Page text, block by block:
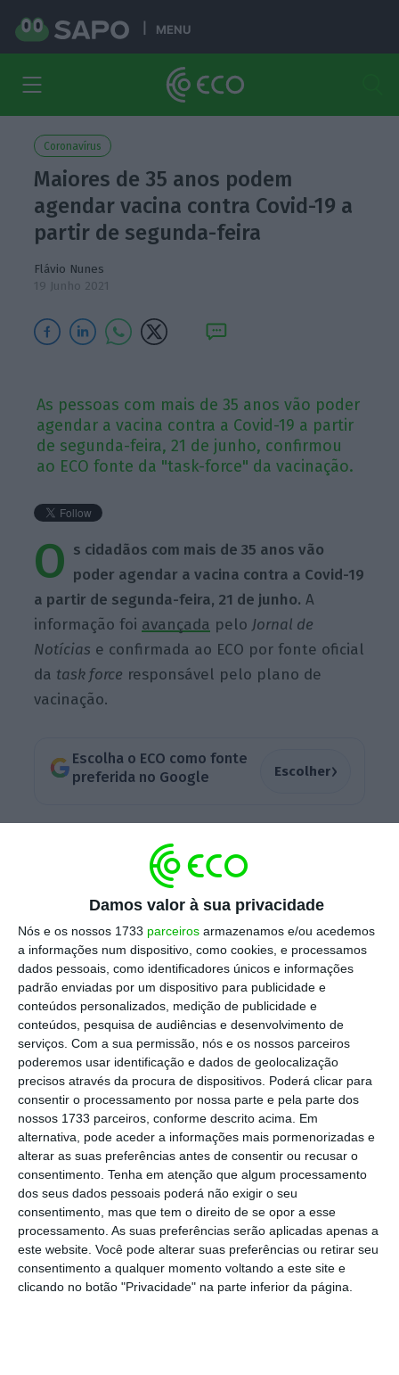
Damos valor à sua privacidade
Nós e os nossos 1733 parceiros armazenamos e/ou acedemos
a informações num dispositivo, como cookies, e processamos
dados pessoais, como identificadores únicos e informações
padrão enviadas por um dispositivo para publicidade e
conteúdos personalizados, medição de publicidade e
conteúdos, pesquisa de audiências e desenvolvimento de
serviços. Com a sua permissão, nós e os nossos parceiros
poderemos usar identificação e dados de geolocalização
precisos através da procura de dispositivos. Poderá clicar para
consentir o processamento por nossa parte e pela parte dos
nossos 1733 parceiros, conforme descrito acima. Em
alternativa, pode aceder a informações mais pormenorizadas e
alterar as suas preferências antes de consentir ou recusar o
consentimento. Tenha em atenção que algum processamento
dos seus dados pessoais poderá não exigir o seu
consentimento, mas que tem o direito de se opor a esse
processamento. As suas preferências serão aplicadas apenas a
este website. Você pode alterar suas preferências ou retirar seu
consentimento a qualquer momento voltando a este site e
clicando no botão "Privacidade" na parte inferior da página.
MENU
Coronavírus
Maiores de 35 anos podem
agendar vacina contra Covid-19 a
partir de segunda-feira
Flávio Nunes
19 Junho 2021
As pessoas com mais de 35 anos vão poder
agendar a vacina contra a Covid-19 a partir
de segunda-feira, 21 de junho, confirmou
ao ECO fonte da "task-force" da vacinação.
O s cidadãos com mais de 35 anos vão
poder agendar a vacina contra a Covid-19
a partir de segunda-feira, 21 de junho. A
informação foi avançada pelo Jornal de
Notícias e confirmada ao ECO por fonte oficial
da task force responsável pelo plano de
vacinação.
Escolha o ECO como fonte
preferida no Google
Escolher›
que permite aos cidadãos proporem uma
data e local mais conveniente para serem
inoculados, só está disponível para pessoas
com mais de 40 anos. Mas, a partir de
segunda-feira,está previsto que baixe a
fasquia, passando a abranger também os
indivíduos com idades entre 35 e 40— e daí
em diante.
Cerca de 25% da população portuguesa tem a
vacinação completae já foram administradas
4,3 milhões de primeiras doses. 97% das
pessoas com mais de 80 anos já foram
vacinadas com a primeira dose e 92% têm a
vacinação completa. O objetivo é que 70% da
população tenha recebido pelo menos uma
dose da vacina em agosto (percentagem que,
atualmente, se encontra nos 42%).